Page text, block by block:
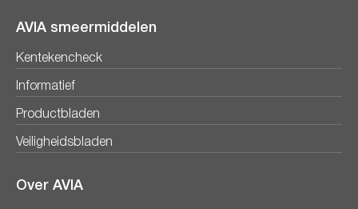
AVIA smeermiddelen
Kentekencheck
Informatief
Productbladen
Veiligheidsbladen
Over AVIA